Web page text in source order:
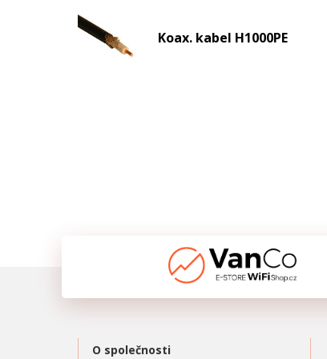
Koax. kabel H1000PE
O společnosti